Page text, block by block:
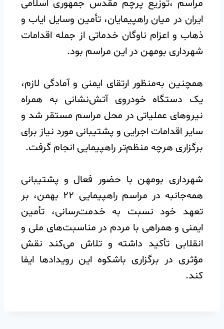
مراسم ،توزیع پرچم مقدس جمهوری اسلامی
ایران در میان راهپیمایان، تأمین وسایل ایاب و
ذهاب و اعزام ناوگان خدماتی از جمله اقدامات
شهرداری بومهن در این مراسم بود.
همچنین به‌منظور ارتقای ایمنی و آمادگی لازم،
یک دستگاه خودروی آتش‌نشانی به همراه
نیروهای عملیاتی در محل مراسم مستقر شد و
سایر اقدامات اجرایی و پشتیبانی مورد نیاز برای
برگزاری هرچه منظم‌تر راهپیمایی انجام گرفت.
شهرداری بومهن با حضور فعال و پشتیبانی
همه‌جانبه در مراسم راهپیمایی ۲۲ بهمن، بر
تعهد خود نسبت به خدمت‌رسانی، تأمین
ایمنی و همراهی با مردم در مناسبت‌های ملی و
انقلابی تأکید داشته و تلاش می‌کند نقش
مؤثری در برگزاری باشکوه این رویدادها ایفا
کند.